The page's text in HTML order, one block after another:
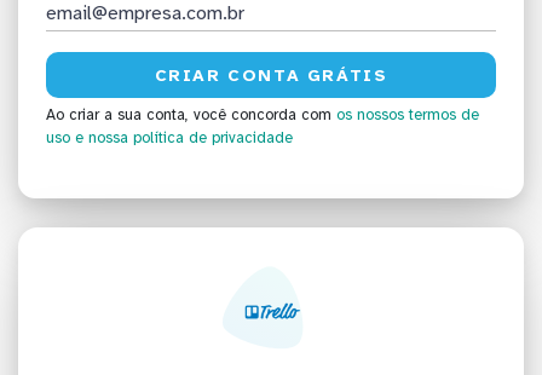
Ao criar a sua conta, você concorda com os nossos termos de
uso e nossa política de privacidade